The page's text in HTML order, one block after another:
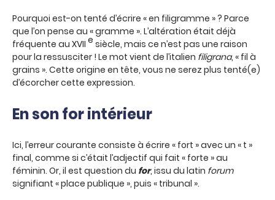
Pourquoi est-on tenté d’écrire « en filigramme » ? Parce
que l’on pense au « gramme ». L’altération était déjà
fréquente au XVII e siècle, mais ce n’est pas une raison
pour la ressusciter ! Le mot vient de l’italien filigrana, « fil à
grains ». Cette origine en tête, vous ne serez plus tenté(e)
d’écorcher cette expression.
En son for intérieur
Ici, l’erreur courante consiste à écrire « fort » avec un « t »
final, comme si c’était l’adjectif qui fait « forte » au
féminin. Or, il est question du for, issu du latin forum
signifiant « place publique », puis « tribunal ».